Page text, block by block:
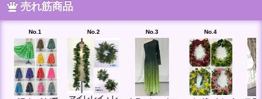
売れ筋商品
No.1 No.2 No.3 No.4